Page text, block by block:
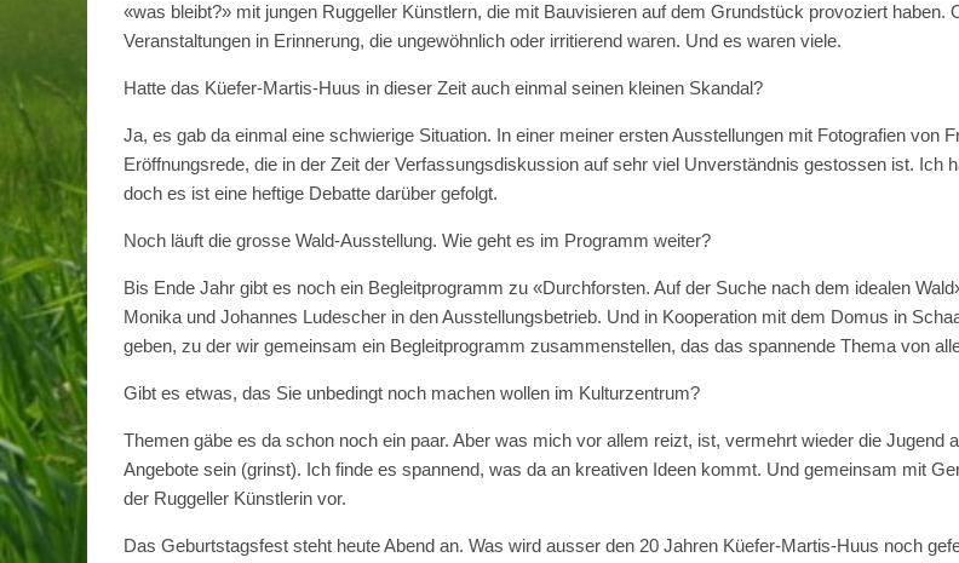
«was bleibt?» mit jungen Ruggeller Künstlern, die mit Bauvisieren auf dem Grundstück provoziert haben.
Veranstaltungen in Erinnerung, die ungewöhnlich oder irritierend waren. Und es waren viele.
Hatte das Küefer-Martis-Huus in dieser Zeit auch einmal seinen kleinen Skandal?
Ja, es gab da einmal eine schwierige Situation. In einer meiner ersten Ausstellungen mit Fotografien von
Eröffnungsrede, die in der Zeit der Verfassungsdiskussion auf sehr viel Unverständnis gestossen ist.
doch es ist eine heftige Debatte darüber gefolgt.
Noch läuft die grosse Wald-Ausstellung. Wie geht es im Programm weiter?
Bis Ende Jahr gibt es noch ein Begleitprogramm zu «Durchforsten. Auf der Suche nach dem idealen
Monika und Johannes Ludescher in den Ausstellungsbetrieb. Und in Kooperation mit dem Domus in
geben, zu der wir gemeinsam ein Begleitprogramm zusammenstellen, das das spannende Thema von
Gibt es etwas, das Sie unbedingt noch machen wollen im Kulturzentrum?
Themen gäbe es da schon noch ein paar. Aber was mich vor allem reizt, ist, vermehrt wieder die Jugend
Angebote sein (grinst). Ich finde es spannend, was da an kreativen Ideen kommt. Und gemeinsam mit
der Ruggeller Künstlerin vor.
Das Geburtstagsfest steht heute Abend an. Was wird ausser den 20 Jahren Küefer-Martis-Huus noch